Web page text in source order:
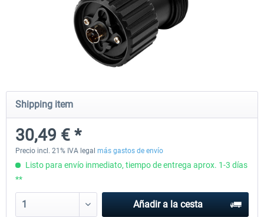
Honeycomb - Foxtrot Aviation Stick
152,51 € *
Pro Flight Trainer - PUMA X
Shipping item
30,49 € *
Precio incl. 21% IVA legal más gastos de envío
Listo para envío inmediato, tiempo de entrega aprox. 1-3 días
**
Añadir a la cesta